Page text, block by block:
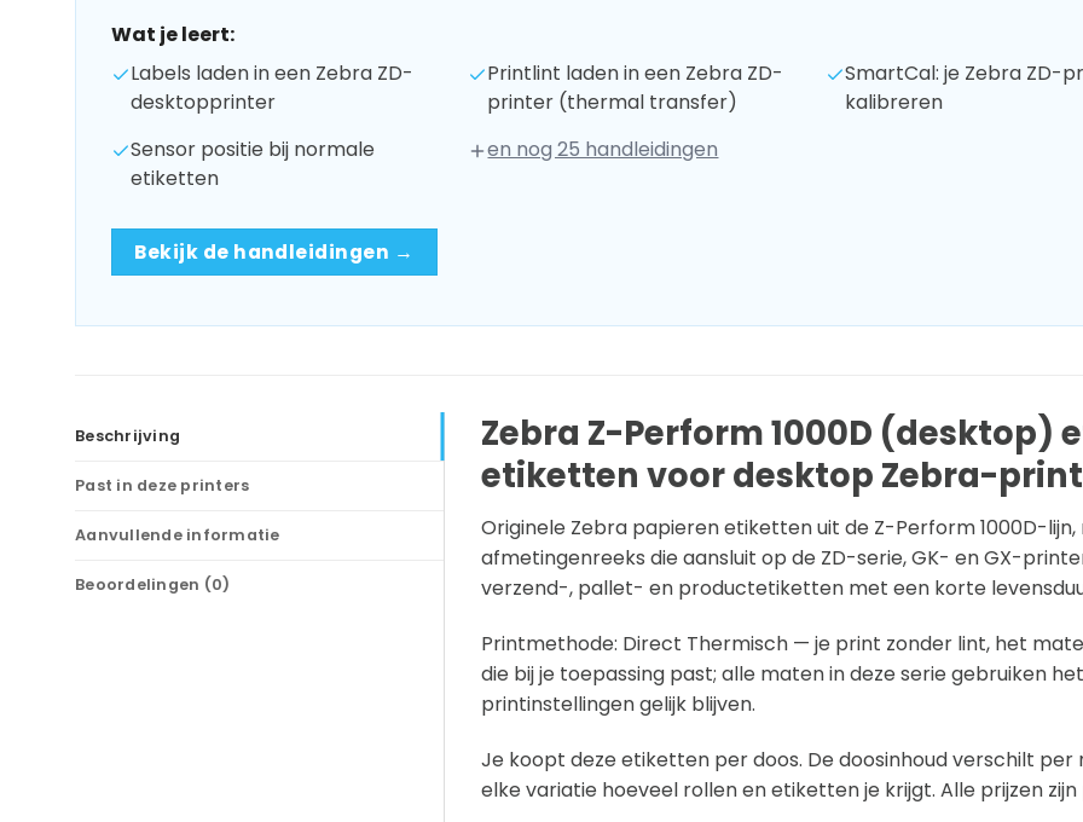
Wat je leert:
Labels laden in een Zebra ZD-
desktopprinter
Printlint laden in een Zebra ZD-
printer (thermal transfer)
SmartCal: je Zebra ZD-
kalibreren
Sensor positie bij normale
etiketten
en nog 25 handleidingen
Bekijk de handleidingen →
Beschrijving
Past in deze printers
Aanvullende informatie
Beoordelingen (0)
Zebra Z-Perform 1000D (desktop)
etiketten voor desktop Zebra-
Originele Zebra papieren etiketten uit de Z-Perform 1000D-
afmetingenreeks die aansluit op de ZD-serie, GK- en GX-
verzend-, pallet- en productetiketten met een korte
Printmethode: Direct Thermisch — je print zonder lint, het
die bij je toepassing past; alle maten in deze serie gebruiken
printinstellingen gelijk blijven.
Je koopt deze etiketten per doos. De doosinhoud verschilt
elke variatie hoeveel rollen en etiketten je krijgt. Alle prijzen